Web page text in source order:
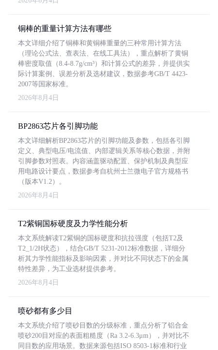
铜棒的重量计算方法有哪些
本文详细介绍了铜棒和黄铜棒重量的三种常用计算方法
（理论公式法、查表法、在线工具法），重点解析了黄铜
棒密度取值（8.4-8.7g/cm³）和计算公式的差异，并提供实
际计算案例、误差分析及选材建议，数据参考GB/T 4423-
2007等国家标准。
2026年8月4日
BP2863芯片各引脚功能
本文详细解析BP2863芯片的引脚功能及参数，包括各引脚
定义、典型电压/电流值、内部逻辑关系等核心数据，并附
引脚参数对照表。内容涵盖驱动配置、保护机制及典型应
用电路设计要点，数据参考自杭州士兰微电子官方规格书
（版本V1.2）。
2026年8月4日
T2紫铜国标硬度及力学性能分析
本文系统解读T2紫铜的国标硬度和抗拉强度（包括T2及
T2_1/2H状态），结合GB/T 5231-2012标准数据，详细分
析其力学性能指标及影响因素，并对比不同状态下的金属
特性差异，为工业选材提供参考。
2026年8月4日
喷砂都有多少目
本文系统介绍了喷砂目数的分级标准，重点分析了铝合金
喷砂200目对应的表面粗糙度（Ra 3.2-6.3μm），并对比不
同目数的应用场景。数据来源包括ISO 8503-1标准和行业